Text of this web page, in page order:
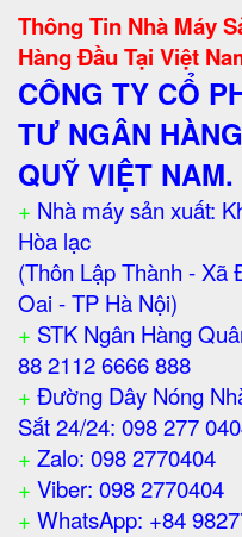
Thông Tin Nhà Máy
Hàng Đầu Tại Việt
CÔNG TY CỔ
TƯ NGÂN
QUỸ VIỆT NAM.
+ Nhà máy sản xuất:
Hòa lạc
(Thôn Lập Thành - Xã
Oai - TP Hà Nội)
+ STK Ngân Hàng
88 2112 6666 888
+ Đường Dây Nóng
Sắt 24/24: 098 277
+ Zalo: 098 2770404
+ Viber: 098 2770404
+ WhatsApp: +84